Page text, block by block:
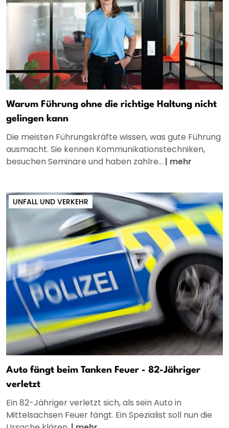
Warum Führung ohne die richtige Haltung nicht
gelingen kann
Die meisten Führungskräfte wissen, was gute Führung
ausmacht. Sie kennen Kommunikationstechniken,
besuchen Seminare und haben zahlre... | mehr
UNFALL UND VERKEHR
Auto fängt beim Tanken Feuer - 82-Jähriger
verletzt
Ein 82-Jähriger verletzt sich, als sein Auto in
Mittelsachsen Feuer fängt. Ein Spezialist soll nun die